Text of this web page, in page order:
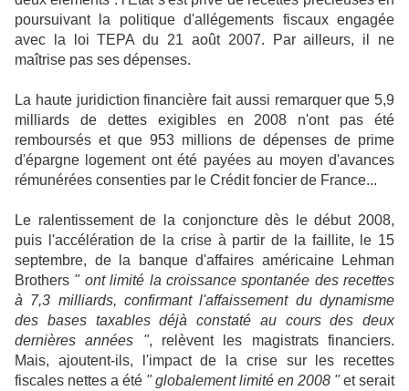
poursuivant la politique d'allégements fiscaux engagée
avec la loi TEPA du 21 août 2007. Par ailleurs, il ne
maîtrise pas ses dépenses.
La haute juridiction financière fait aussi remarquer que 5,9
milliards de dettes exigibles en 2008 n'ont pas été
remboursés et que 953 millions de dépenses de prime
d'épargne logement ont été payées au moyen d'avances
rémunérées consenties par le Crédit foncier de France...
Le ralentissement de la conjoncture dès le début 2008,
puis l'accélération de la crise à partir de la faillite, le 15
septembre, de la banque d'affaires américaine Lehman
Brothers " ont limité la croissance spontanée des recettes
à 7,3 milliards, confirmant l'affaissement du dynamisme
des bases taxables déjà constaté au cours des deux
dernières années ", relèvent les magistrats financiers.
Mais, ajoutent-ils, l'impact de la crise sur les recettes
fiscales nettes a été " globalement limité en 2008 "et serait